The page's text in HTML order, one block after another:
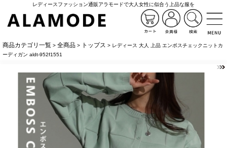
レディースファッション通販アラモードで大人女性に似合う上品な服を
商品カテゴリ一覧 > 全商品 > トップス > レディース 大人 上品 エンボスチェックニットカ
ーディガン aldt-952f1551